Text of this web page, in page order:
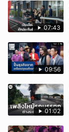
07:43
09:56
01:02